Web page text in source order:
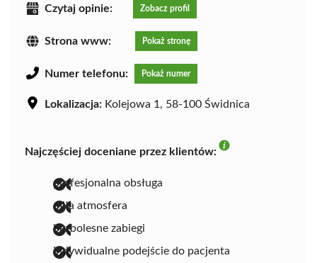
Czytaj opinie: Zobacz profil
Strona www: Pokaż stronę
Numer telefonu: Pokaż numer
Lokalizacja: Kolejowa 1, 58-100 Świdnica
Najczęściej doceniane przez klientów:
profesjonalna obsługa
miła atmosfera
bezbolesne zabiegi
indywidualne podejście do pacjenta